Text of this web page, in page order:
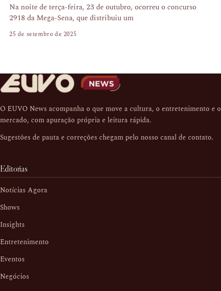
Na noite de terça-feira, 23 de outubro, ocorreu o concurso
2918 da Mega-Sena, que distribuiu um
25 de setembro de 2025
O EUVO News acompanha o que move a cultura, o entretenimento e o
mercado, com apuração própria e leitura rápida.
Sugestões de pauta e correções chegam pelo nosso canal de contato.
Editorias
Notícias Agora
Shows
Insights
Entretenimento
Eventos
Negócios